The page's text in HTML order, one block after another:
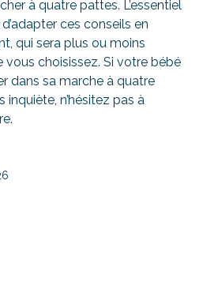
à quatre pattes. L’essentiel
ces conseils en
qui sera plus ou moins
choisissez. Si votre bébé
dans sa marche à quatre
n’hésitez pas à